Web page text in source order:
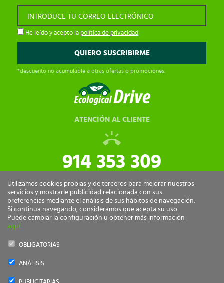
INTRODUCE TU CORREO ELECTRÓNICO
He leído y acepto la política de privacidad
*descuento no acumulable a otras ofertas o promociones.
ATENCIÓN AL CLIENTE
914 353 309
tiendaonline@ecologicaldrive.com
Utilizamos cookies propias y de terceros para mejorar nuestros
servicios y mostrarle publicidad relacionada con sus
preferencias mediante el análisis de sus hábitos de navegación.
Si continua navegando, consideramos que acepta su uso.
Puede cambiar la configuración u obtener más información
aquí
OBLIGATORIAS
ANÁLISIS